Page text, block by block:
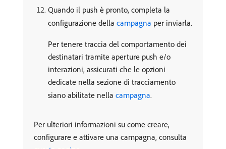
Quando il push è pronto, completa la
configurazione della campagna per inviarla.
Per tenere traccia del comportamento dei
destinatari tramite aperture push e/o
interazioni, assicurati che le opzioni
dedicate nella sezione di tracciamento
siano abilitate nella campagna.
Per ulteriori informazioni su come creare,
configurare e attivare una campagna, consulta